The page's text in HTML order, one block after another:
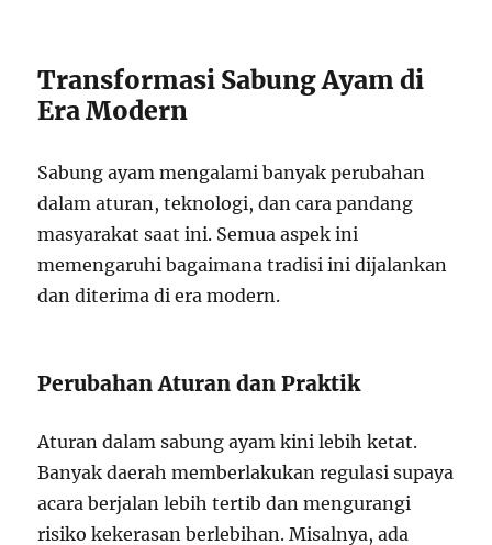
Transformasi Sabung Ayam di
Era Modern
Sabung ayam mengalami banyak perubahan
dalam aturan, teknologi, dan cara pandang
masyarakat saat ini. Semua aspek ini
memengaruhi bagaimana tradisi ini dijalankan
dan diterima di era modern.
Perubahan Aturan dan Praktik
Aturan dalam sabung ayam kini lebih ketat.
Banyak daerah memberlakukan regulasi supaya
acara berjalan lebih tertib dan mengurangi
risiko kekerasan berlebihan. Misalnya, ada